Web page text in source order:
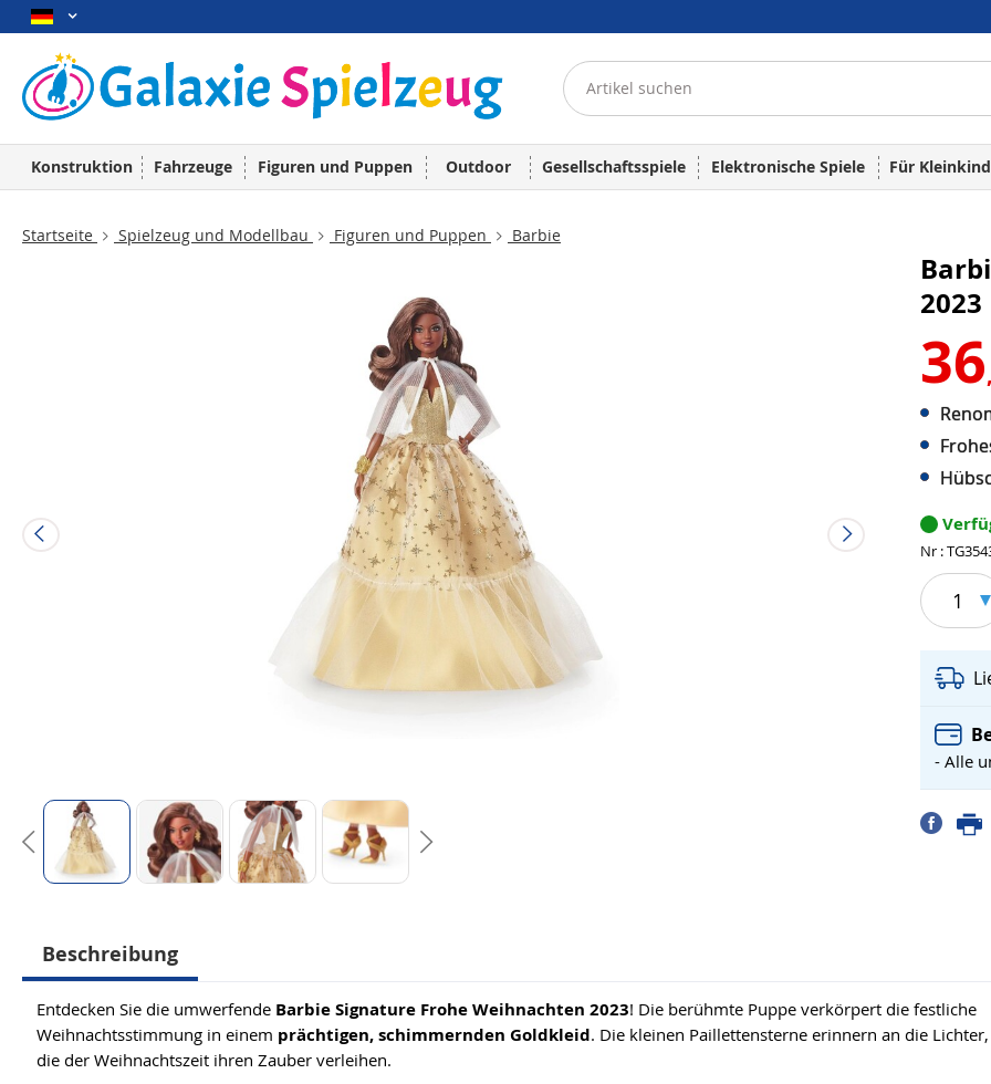
Konstruktion Fahrzeuge Figuren und Puppen Outdoor Gesellschaftsspiele Elektronische Spiele Für
Startseite Spielzeug und Modellbau Figuren und Puppen Barbie
2023
36
Nr :
1
- Alle
Beschreibung
Entdecken Sie die umwerfende Barbie Signature Frohe Weihnachten 2023! Die berühmte Puppe verkörpert die festliche
Weihnachtsstimmung in einem prächtigen, schimmernden Goldkleid. Die kleinen Paillettensterne erinnern an die Lichter,
die der Weihnachtszeit ihren Zauber verleihen.